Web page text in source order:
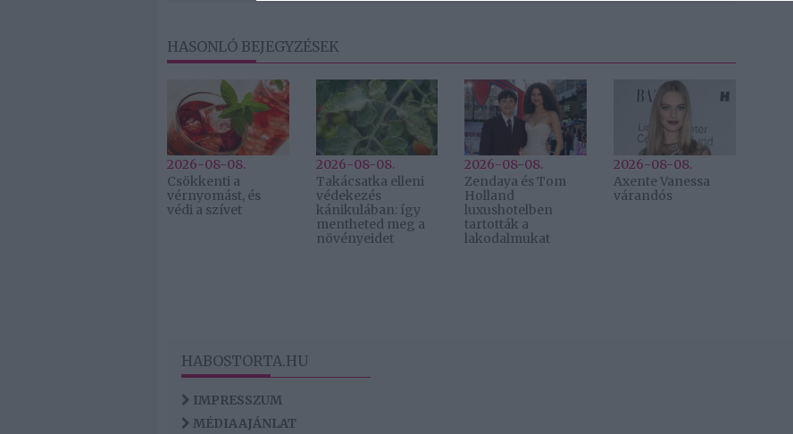
HASONLÓ BEJEGYZÉSEK
2026-08-08.
Csökkenti a
vérnyomást, és
védi a szívet
2026-08-08.
Takácsatka elleni
védekezés
kánikulában: így
mentheted meg a
növényeidet
2026-08-08.
Zendaya és Tom
Holland
luxushotelben
tartották a
lakodalmukat
2026-08-08.
Axente Vanessa
várandós
HABOSTORTA.HU
IMPRESSZUM
MÉDIAAJÁNLAT